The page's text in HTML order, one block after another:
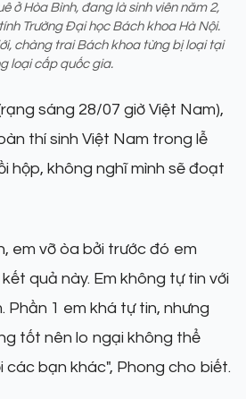
ở Hòa Bình, đang là sinh viên năm 2,
Trường Đại học Bách khoa Hà Nội.
chàng trai Bách khoa từng bị loại tại
loại cấp quốc gia.
sáng 28/07 giờ Việt Nam),
thí sinh Việt Nam trong lễ
hộp, không nghĩ mình sẽ đoạt
em vỡ òa bởi trước đó em
quả này. Em không tự tin với
Phần 1 em khá tự tin, nhưng
tốt nên lo ngại không thể
các bạn khác", Phong cho biết.